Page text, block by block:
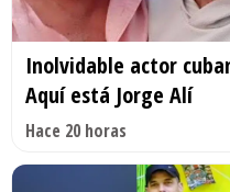
Inolvidable actor
Aquí está Jorge Alí
Hace 20 horas